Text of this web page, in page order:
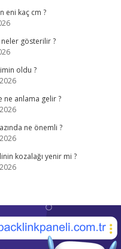
eni kaç cm ?
gösterilir ?
oldu ?
ne anlama gelir ?
ne önemli ?
kozalağı yenir mi ?